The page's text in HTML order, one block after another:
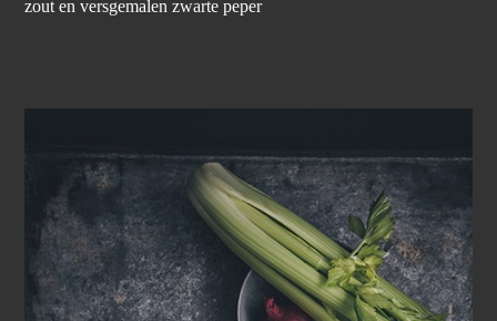
zout en versgemalen zwarte peper